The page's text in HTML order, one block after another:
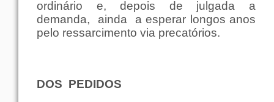
ordinário e,depois de julgada a
demanda, ainda aesperar longos anos
pelo ressarcimento via precatórios.
DOS PEDIDOS